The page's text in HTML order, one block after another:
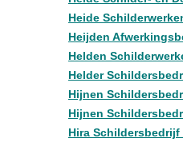
Heide
Heijden
Helden
Helder
Hijnen
Hijnen
Hira Schildersbedrijf